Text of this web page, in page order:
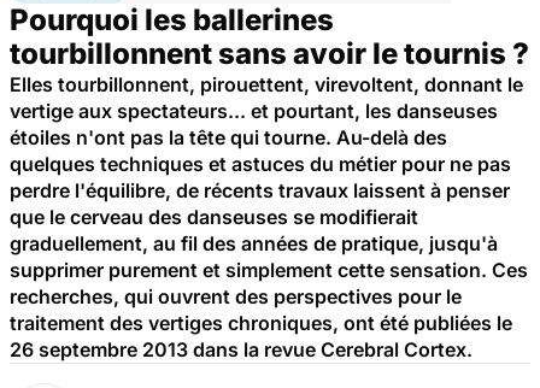
Pourquoi les ballerines
tourbillonnent sans avoir le tournis ?
Elles tourbillonnent, pirouettent, virevoltent, donnant le
vertige aux spectateurs... et pourtant, les danseuses
étoiles n'ont pas la tête qui tourne. Au-delà des
quelques techniques et astuces du métier pour ne pas
perdre l'équilibre, de récents travaux laissent à penser
que le cerveau des danseuses se modifierait
graduellement, au fil des années de pratique, jusqu'à
supprimer purement et simplement cette sensation. Ces
recherches, qui ouvrent des perspectives pour le
traitement des vertiges chroniques, ont été publiées le
26 septembre 2013 dans la revue Cerebral Cortex.